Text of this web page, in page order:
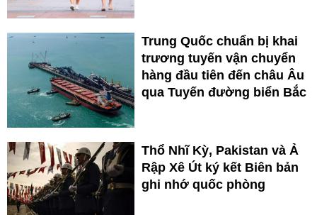
Trung Quốc chuẩn bị khai
trương tuyến vận chuyển
hàng đầu tiên đến châu Âu
qua Tuyến đường biển Bắc
Thổ Nhĩ Kỳ, Pakistan và Ả
Rập Xê Út ký kết Biên bản
ghi nhớ quốc phòng